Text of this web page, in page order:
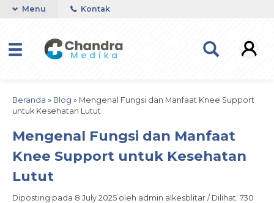
Menu Kontak
Beranda » Blog » Mengenal Fungsi dan Manfaat Knee Support
untuk Kesehatan Lutut
Mengenal Fungsi dan Manfaat
Knee Support untuk Kesehatan
Lutut
Diposting pada 8 July 2025 oleh admin alkesblitar / Dilihat: 730